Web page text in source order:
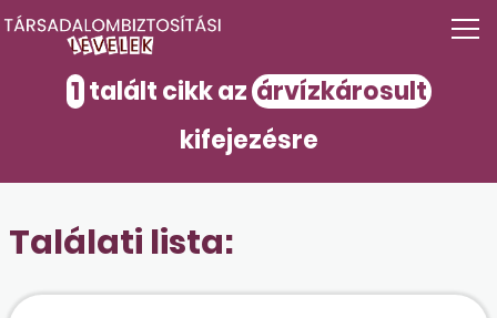
1talált cikk az árvízkárosult
kifejezésre
Találati lista: